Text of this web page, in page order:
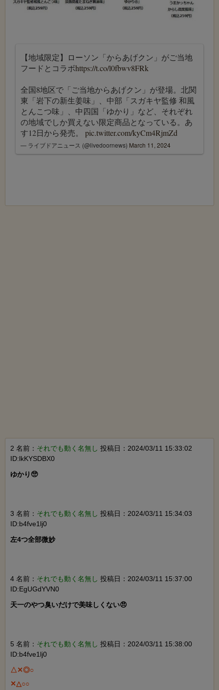
【地域限定】ローソン「からあげクン」がご当地
フードとコラボhttps://t.co/l0fbwv8FRk
全国8地区で「ご当地からあげクン」が登場。北関
東「岩下の新生姜味」、中部「スガキヤ監修 和風
とんこつ味」、中四国「ゆかり」など、それぞれ
の地域でしか買えない限定商品となっている。あ
す12日から発売。 pic.twitter.com/kyCm4RjmZd
— ライブドアニュース (@livedoornews) March 11, 2024
2 名前： それでも動く名無し 投稿日：2024/03/11 15:33:02
ID:lkKYSDBX0
ゆかり🥺
3 名前： それでも動く名無し 投稿日：2024/03/11 15:34:03
ID:b4fve1lj0
左4つ全部微妙
4 名前： それでも動く名無し 投稿日：2024/03/11 15:37:00
ID:EgUGdYVN0
天一のやつ臭いだけで美味しくない😠
5 名前： それでも動く名無し 投稿日：2024/03/11 15:38:00
ID:b4fve1lj0
△✕◎○
✕△○○